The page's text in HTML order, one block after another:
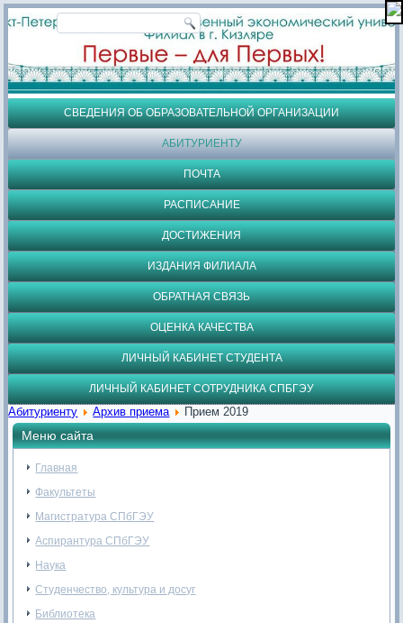
СВЕДЕНИЯ ОБ ОБРАЗОВАТЕЛЬНОЙ ОРГАНИЗАЦИИ
АБИТУРИЕНТУ
ПОЧТА
РАСПИСАНИЕ
ДОСТИЖЕНИЯ
ИЗДАНИЯ ФИЛИАЛА
ОБРАТНАЯ СВЯЗЬ
ОЦЕНКА КАЧЕСТВА
ЛИЧНЫЙ КАБИНЕТ СТУДЕНТА
ЛИЧНЫЙ КАБИНЕТ СОТРУДНИКА СПБГЭУ
Абитуриенту Архив приема Прием 2019
Меню сайта
Главная
Факультеты
Магистратура СПбГЭУ
Аспирантура СПбГЭУ
Наука
Студенчество, культура и досуг
Библиотека